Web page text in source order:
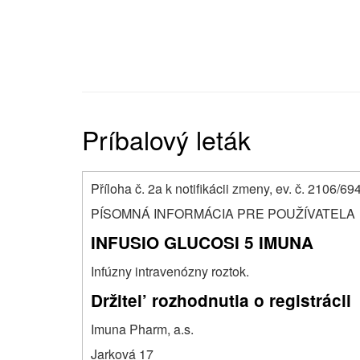
Príbalový leták
Příloha č. 2a k notifikácii zmeny, ev. č. 2106/
PÍSOMNÁ INFORMÁCIA PRE POUŽÍVATELA
INFUSIO GLUCOSI 5 IMUNA
Infúzny intravenózny roztok.
Držitel’ rozhodnutia o registrácii
Imuna Pharm, a.s.
Jarková 17